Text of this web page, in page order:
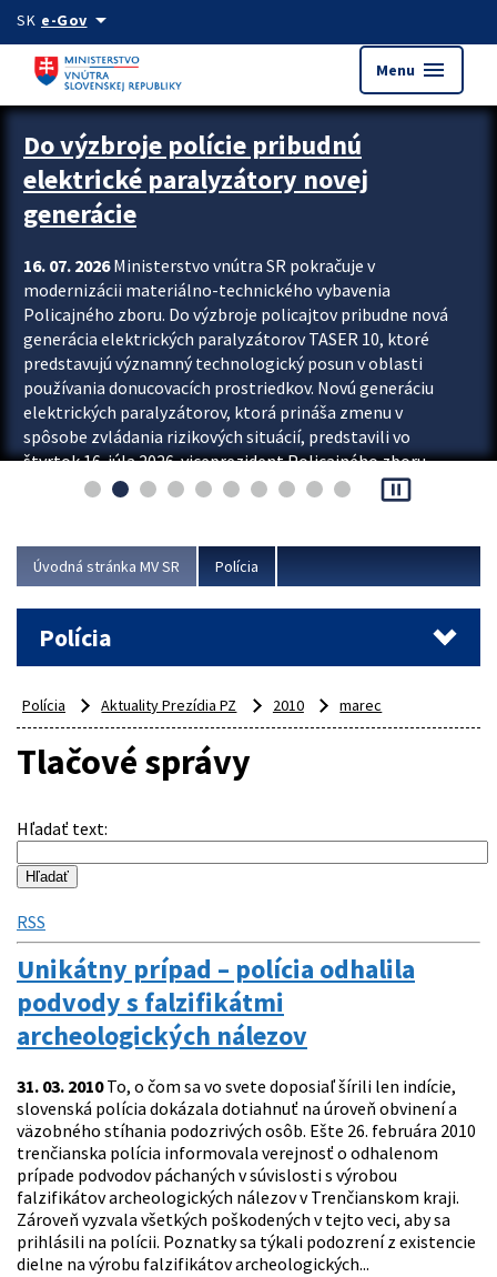
Preskocit na hlavný obsah
SK e-Govarrow_drop_down
Menu menu
Zastavit automatický posun upútavok
Do výzbroje polície pribudnú
elektrické paralyzátory novej
generácie
16. 07. 2026Ministerstvo vnútra SR pokračuje v
modernizácii materiálno-technického vybavenia
Policajného zboru. Do výzbroje policajtov pribudne nová
generácia elektrických paralyzátorov TASER 10, ktoré
predstavujú významný technologický posun v oblasti
používania donucovacích prostriedkov. Novú generáciu
elektrických paralyzátorov, ktorá prináša zmenu v
spôsobe zvládania rizikových situácií, predstavili vo
štvrtok 16. júla 2026 viceprezident Policajného zboru
Rastislav Polakovič a riaditeľ odboru výcviku...
pause_presentation
Úvodná stránka MV SR Polícia
Polícia
Polícia Aktuality Prezídia PZ 2010 marec
Tlačové správy
Hľadať text:
RSS
Unikátny prípad – polícia odhalila
podvody s falzifikátmi
archeologických nálezov
31. 03. 2010To, o čom sa vo svete doposiaľ šírili len indície,
slovenská polícia dokázala dotiahnuť na úroveň obvinení a
väzobného stíhania podozrivých osôb. Ešte 26. februára 2010
trenčianska polícia informovala verejnosť o odhalenom
prípade podvodov páchaných v súvislosti s výrobou
falzifikátov archeologických nálezov v Trenčianskom kraji.
Zároveň vyzvala všetkých poškodených v tejto veci, aby sa
prihlásili na polícii. Poznatky sa týkali podozrení z existencie
dielne na výrobu falzifikátov archeologických...